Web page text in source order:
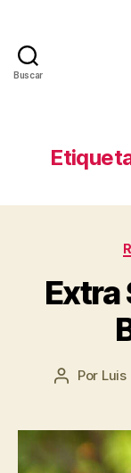
Buscar
Extra
Autor
entrada
Por Luis